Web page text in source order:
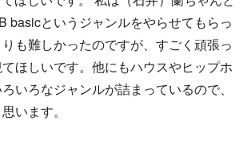
basicというジャンルをやらせてもらっ
も難しかったのですが、すごく頑張っ
ほしいです。他にもハウスやヒップホ
いろなジャンルが詰まっているので、
います。